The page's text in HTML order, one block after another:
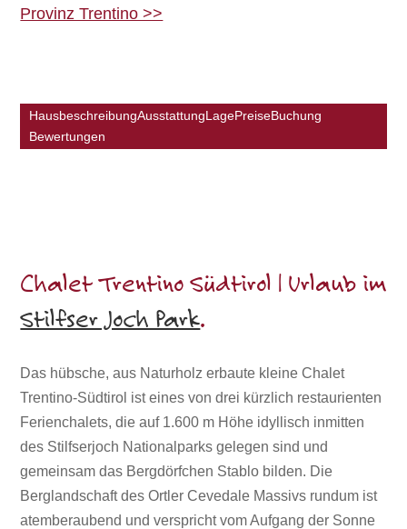
Provinz Trentino >>
HausbeschreibungAusstattungLagePreiseBuchung
Bewertungen
Chalet Trentino Südtirol | Urlaub im
Stilfser Joch Park.
Das hübsche, aus Naturholz erbaute kleine Chalet
Trentino-Südtirol ist eines von drei kürzlich restaurienten
Ferienchalets, die auf 1.600 m Höhe idyllisch inmitten
des Stilfserjoch Nationalparks gelegen sind und
gemeinsam das Bergdörfchen Stablo bilden. Die
Berglandschaft des Ortler Cevedale Massivs rundum ist
atemberaubend und verspricht vom Aufgang der Sonne